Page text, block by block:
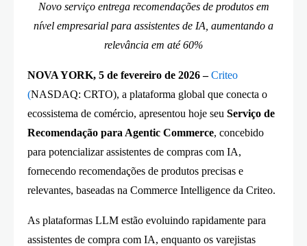
Novo serviço entrega recomendações de produtos em
nível empresarial para assistentes de IA, aumentando a
relevância em até 60%
NOVA YORK, 5 de fevereiro de 2026 – Criteo
(NASDAQ: CRTO), a plataforma global que conecta o
ecossistema de comércio, apresentou hoje seu Serviço de
Recomendação para Agentic Commerce, concebido
para potencializar assistentes de compras com IA,
fornecendo recomendações de produtos precisas e
relevantes, baseadas na Commerce Intelligence da Criteo.
As plataformas LLM estão evoluindo rapidamente para
assistentes de compra com IA, enquanto os varejistas